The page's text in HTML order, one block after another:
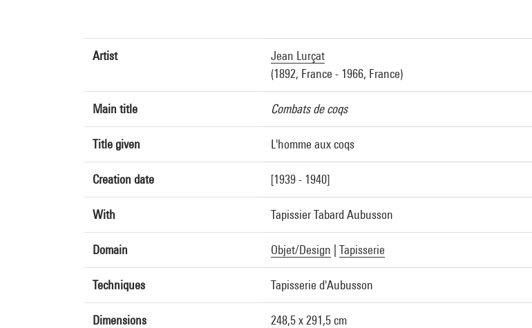
Artist
Jean Lurçat
(1892, France - 1966, France)
Main title Combats de coqs
Title given L'homme aux coqs
Creation date [1939 - 1940]
With Tapissier Tabard Aubusson
Domain Objet/Design Tapisserie
Techniques Tapisserie d'Aubusson
Dimensions 248,5 x 291,5 cm